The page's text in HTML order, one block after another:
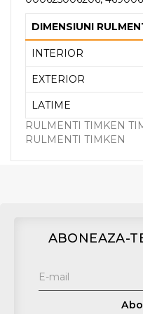
DIMENSIUNI
INTERIOR
EXTERIOR
LATIME
RULMENTI TIMKEN
RULMENTI TIMKEN
ABONEAZA-